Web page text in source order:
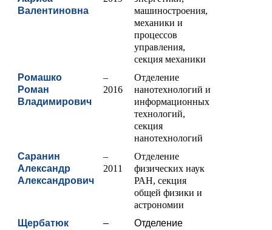
Валентиновна
машиностроения,
механики и
процессов
управления,
секция механики
Ромашко
Роман
Владимирович
–
2016
Отделение
нанотехнологий и
информационных
технологий,
секция
нанотехнологий
Саранин
Александр
Александрович
–
2011
Отделение
физических наук
РАН, секция
общей физики и
астрономии
Щербатюк
– Отделение